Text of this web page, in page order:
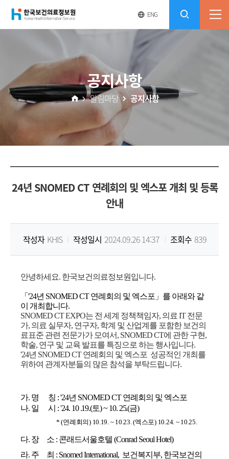
(재)
보
건
의
료
정
보
Korea
Health
Information
Service
ENG영
사
기
전
기
전
체
공지사항
알림마당 공지사항
24년 SNOMED CT 연례회의 및 엑스포 개최 및 등록
안내
작성자 KHIS 작성일시 2024.09.26 14:37 조회수 839
안녕하세요. 한국보건의료정보원입니다.
「 '24년 SNOMED CT연례회의 및 엑스포」를 아래와 같
이 개최합니다.
SNOMED CT EXPO는 전 세계 정책책임자, 의료 IT전문
가, 의료 실무자, 연구자, 학계 및 산업계를 포함한 보건의
료표준 관련 전문가가 모여서, SNOMED CT에 관한 구현,
학술, 연구 및 교육 발표를 특징으로 하는 행사입니다.
'24년 SNOMED CT연례회의 및 엑스포 성공적인 개최를
위하여 관계자분들의 많은 참석을 부탁드립니다.
가. 명 칭 : '24년 SNOMED CT연례회의 및 엑스포
나. 일 시 :'24. 10 .19.(토) ~ 10. 25.(금)
*(연례회의) 10.19. ~ 10.23. (엑스포) 10.24. ~ 10.25
다. 장 소 : 콘래드서울호텔 (Conrad Seoul Hotel)
라. 주 최 : SnomedInternational, 보건복지부, 한국보건의